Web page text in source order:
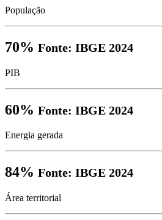
População
70% Fonte: IBGE 2024
PIB
60% Fonte: IBGE 2024
Energia gerada
84% Fonte: IBGE 2024
Área territorial